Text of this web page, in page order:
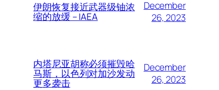
伊朗恢复接近武器级铀浓
缩的放缓 – IAEA
December
26, 2023
内塔尼亚胡称必须摧毁哈
马斯，以色列对加沙发动
更多袭击
December
26, 2023